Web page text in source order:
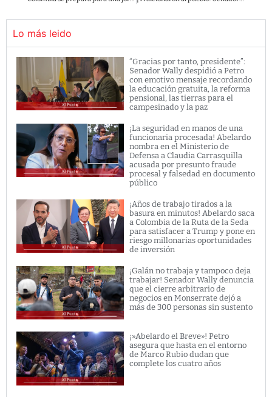
Lo más leido
“Gracias por tanto, presidente”:
Senador Wally despidió a Petro
con emotivo mensaje recordando
la educación gratuita, la reforma
pensional, las tierras para el
campesinado y la paz
¡La seguridad en manos de una
funcionaria procesada! Abelardo
nombra en el Ministerio de
Defensa a Claudia Carrasquilla
acusada por presunto fraude
procesal y falsedad en documento
público
¡Años de trabajo tirados a la
basura en minutos! Abelardo saca
a Colombia de la Ruta de la Seda
para satisfacer a Trump y pone en
riesgo millonarias oportunidades
de inversión
¡Galán no trabaja y tampoco deja
trabajar! Senador Wally denuncia
que el cierre arbitrario de
negocios en Monserrate dejó a
más de 300 personas sin sustento
¡»Abelardo el Breve»! Petro
asegura que hasta en el entorno
de Marco Rubio dudan que
complete los cuatro años